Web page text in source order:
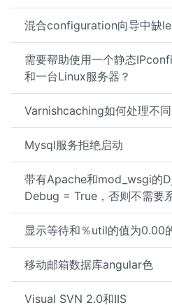
混合configuration向导中缺
需要帮助使用一个静态
和一台Linux服务器？
Varnishcaching如何处理不同
Mysql服务拒绝启动
带有Apache和mod_wsgi的
Debug = True，否则不需要
显示等待和％util的值为0.00
移动邮箱数据库angular色
Visual SVN 2.0和IIS